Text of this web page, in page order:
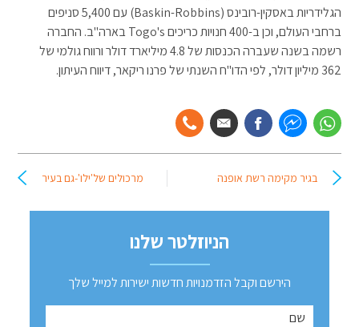
הגלידריות באסקין-רובינס (Baskin-Robbins) עם 5,400 סניפים
ברחבי העולם, וכן ב-400 חנויות כריכים Togo's בארה"ב. החברה
רשמה בשנה שעברה הכנסות של 4.8 מיליארד דולר ורווח גולמי של
362 מיליון דולר, לפי הדו"ח השנתי של פרנו ריקאר, דיווח העיתון.
בגיר מקימה רשת אופנה מרכולים של'ילו'-גם בעיר
הניוזלטר שלנו
הירשם וקבל הזדמנויות חדשות ישירות למייל שלך